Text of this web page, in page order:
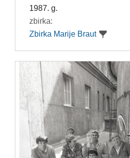
1987. g.
zbirka:
Zbirka Marije Braut